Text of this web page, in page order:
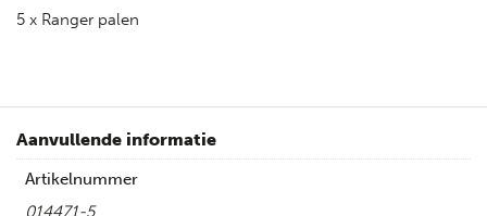
5 x Ranger palen
Aanvullende informatie
Artikelnummer
014471-5